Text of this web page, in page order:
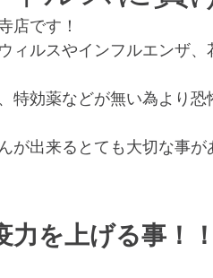
店です！
ィルスやインフルエンザ
特効薬などが無い為より恐
が出来るとても大切な事が
力を上げる事！